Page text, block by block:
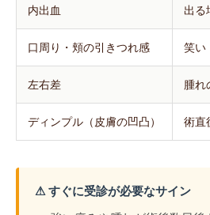
内出血 出る
口周り・頬の引きつれ感 笑い
左右差 腫れ
ディンプル（皮膚の凹凸） 術直
⚠ すぐに受診が必要なサイン